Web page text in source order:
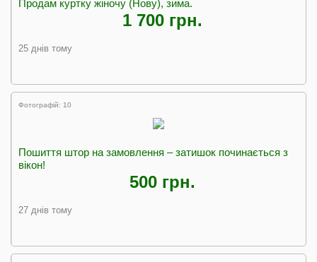
Продам куртку жіночу (Нову), зима.
1 700 грн.
25 днів тому
Фотографій: 10
Пошиття штор на замовлення – затишок починається з
вікон!
500 грн.
27 днів тому